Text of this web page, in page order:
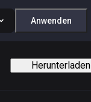
Anwenden
Herunterladen